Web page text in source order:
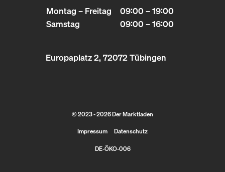
Montag – Freitag
09:00 – 19:00
Samstag
09:00 – 16:00
Europaplatz 2, 72072 Tübingen
© 2023 - 2026 Der Marktladen
Impressum Datenschutz
DE-ÖKO-006